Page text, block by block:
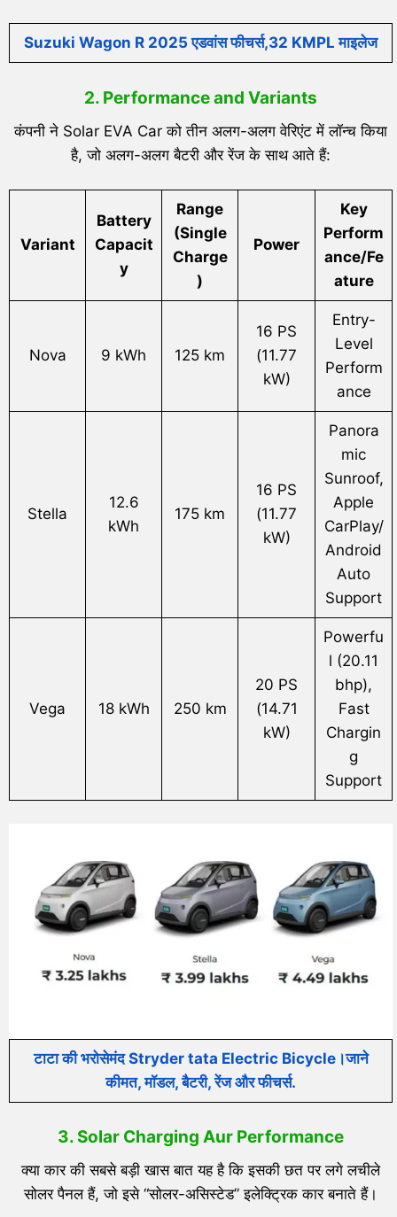
Suzuki Wagon R 2025 एडवांस फीचर्स,32 KMPL माइलेज
2. Performance and Variants
कंपनी ने Solar EVA Car को तीन अलग-अलग वेरिएंट में लॉन्च किया
है, जो अलग-अलग बैटरी और रेंज के साथ आते हैं:
Variant
Battery
Capacit
y
Range
(Single
Charge
)
Power
Key
Perform
ance/Fe
ature
Nova 9 kWh 125 km
16 PS
(11.77
kW)
Entry-
Level
Perform
ance
Stella
12.6
kWh
175 km
16 PS
(11.77
kW)
Panora
mic
Sunroof,
Apple
CarPlay/
Android
Auto
Support
Vega 18 kWh 250 km
20 PS
(14.71
kW)
Powerfu
l (20.11
bhp),
Fast
Chargin
g
Support
टाटा की भरोसेमंद Stryder tata Electric Bicycle।जाने
कीमत, मॉडल, बैटरी, रेंज और फीचर्स.
3. Solar Charging Aur Performance
क्या कार की सबसे बड़ी खास बात यह है कि इसकी छत पर लगे लचीले
सोलर पैनल हैं, जो इसे “सोलर-असिस्टेड” इलेक्ट्रिक कार बनाते हैं।